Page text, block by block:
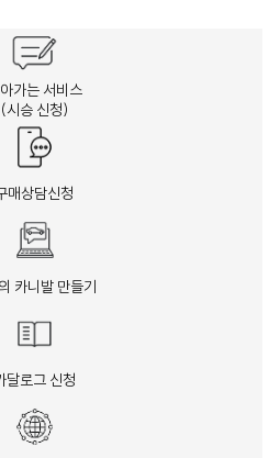
가는 서비스
(시승 신청)
매상담신청
카니발 만들기
달로그 신청